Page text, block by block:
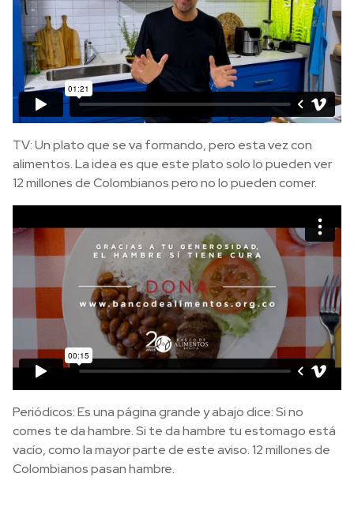
TV: Un plato que se va formando, pero esta vez con
alimentos. La idea es que este plato solo lo pueden ver
12 millones de Colombianos pero no lo pueden comer.
Periódicos: Es una página grande y abajo dice: Si no
comes te da hambre. Si te da hambre tu estomago está
vacío, como la mayor parte de este aviso. 12 millones de
Colombianos pasan hambre.